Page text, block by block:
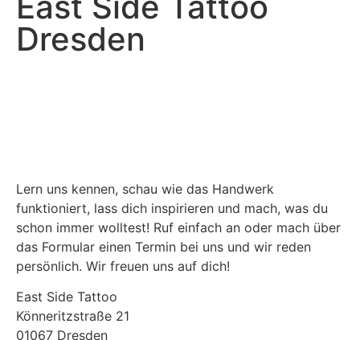
Dresden
Lern uns kennen, schau wie das Handwerk
funktioniert, lass dich inspirieren und mach, was du
schon immer wolltest! Ruf einfach an oder mach über
das Formular einen Termin bei uns und wir reden
persönlich. Wir freuen uns auf dich!
East Side Tattoo
Könneritzstraße 21
01067 Dresden